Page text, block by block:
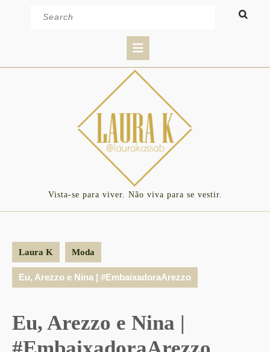
Button
Vista-se para viver. Não viva para se vestir.
Laura K Moda
Eu, Arezzo e Nina | #EmbaixadoraArezzo
Eu, Arezzo e Nina |